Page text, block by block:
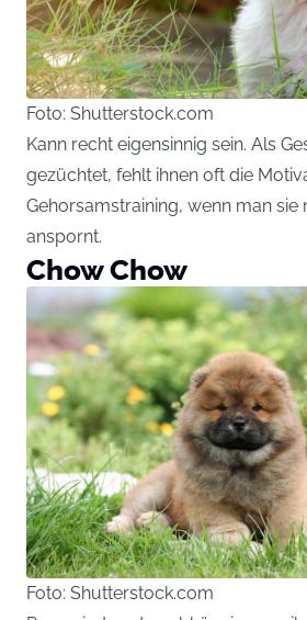
Foto: Shutterstock.com
Kann recht eigensinnig sein. Als
gezüchtet, fehlt ihnen oft die
Gehorsamstraining, wenn man sie
anspornt.
Chow Chow
Foto: Shutterstock.com